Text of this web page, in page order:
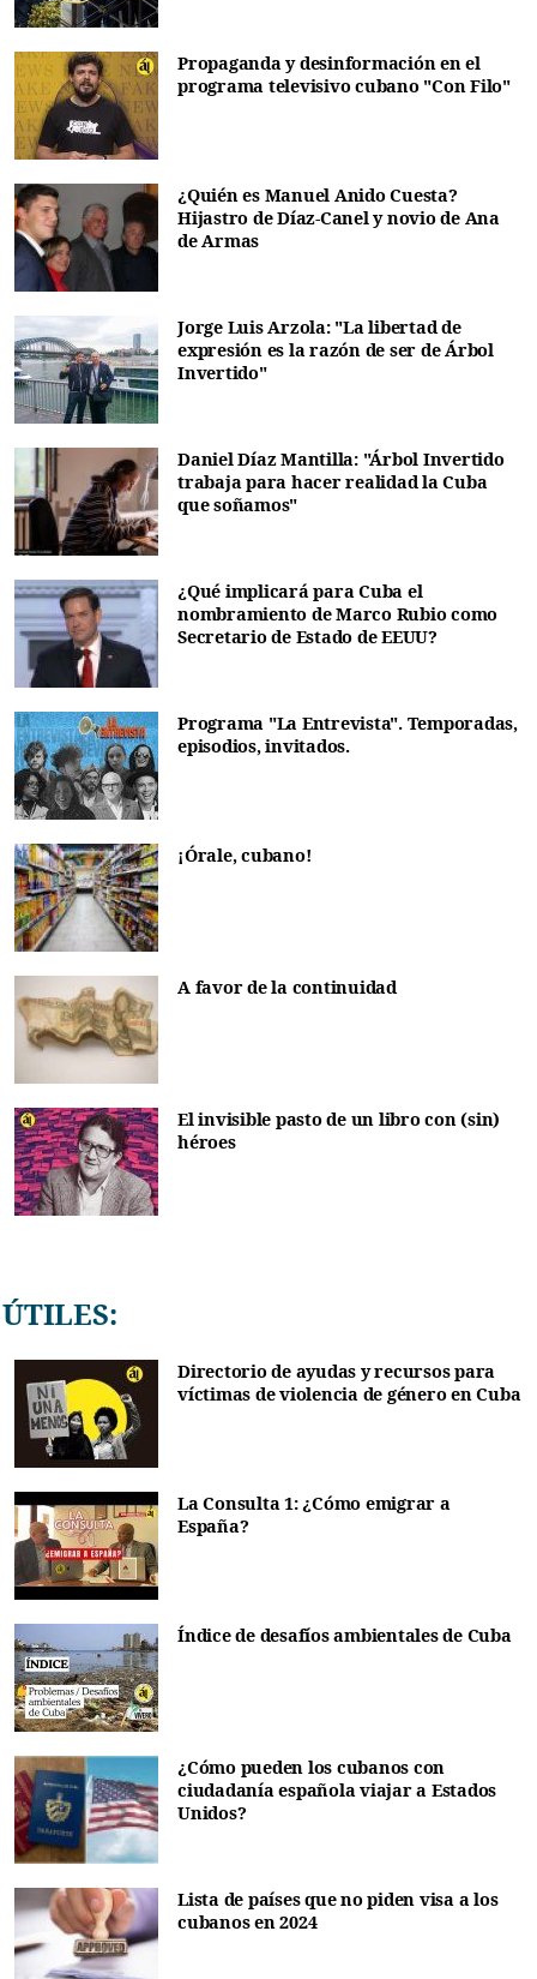
Propaganda y desinformación en el
programa televisivo cubano "Con Filo"
¿Quién es Manuel Anido Cuesta?
Hijastro de Díaz-Canel y novio de Ana
de Armas
Jorge Luis Arzola: "La libertad de
expresión es la razón de ser de Árbol
Invertido"
Daniel Díaz Mantilla: "Árbol Invertido
trabaja para hacer realidad la Cuba
que soñamos"
¿Qué implicará para Cuba el
nombramiento de Marco Rubio como
Secretario de Estado de EEUU?
Programa "La Entrevista". Temporadas,
episodios, invitados.
¡Órale, cubano!
A favor de la continuidad
El invisible pasto de un libro con (sin)
héroes
ÚTILES:
Directorio de ayudas y recursos para
víctimas de violencia de género en Cuba
La Consulta 1: ¿Cómo emigrar a
España?
Índice de desafíos ambientales de Cuba
¿Cómo pueden los cubanos con
ciudadanía española viajar a Estados
Unidos?
Lista de países que no piden visa a los
cubanos en 2024